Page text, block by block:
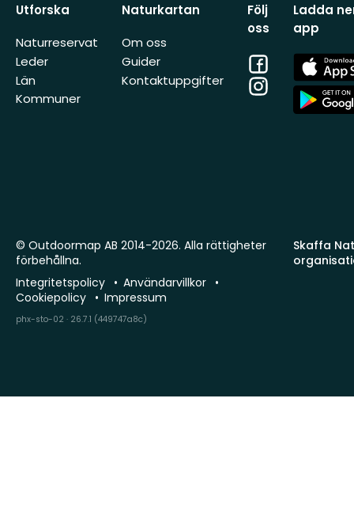
Utforska
Naturreservat
Leder
Län
Kommuner
Naturkartan
Om oss
Guider
Kontaktuppgifter
Följ
oss
Facebook
Instagram
Ladda
app
App
Store
App
Store
Skaffa
© Outdoormap AB 2014-2026. Alla rättigheter
förbehållna.
Integritetspolicy
Användarvillkor
Cookiepolicy
Impressum
phx-sto-02 · 26.7.1 (449747a8c)